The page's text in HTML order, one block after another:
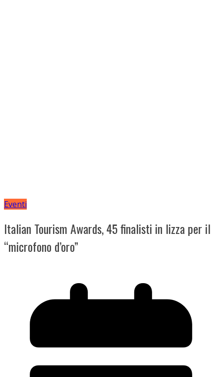
Eventi
Italian Tourism Awards, 45 finalisti in lizza per il
“microfono d’oro”